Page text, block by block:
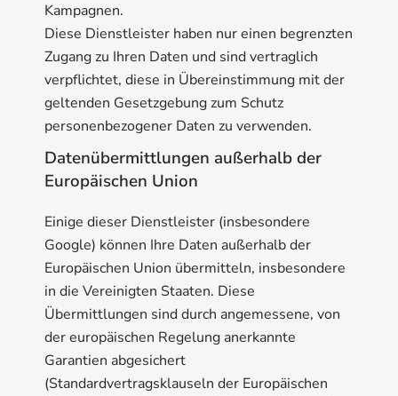
Kampagnen.
Diese Dienstleister haben nur einen begrenzten
Zugang zu Ihren Daten und sind vertraglich
verpflichtet, diese in Übereinstimmung mit der
geltenden Gesetzgebung zum Schutz
personenbezogener Daten zu verwenden.
Datenübermittlungen außerhalb der
Europäischen Union
Einige dieser Dienstleister (insbesondere
Google) können Ihre Daten außerhalb der
Europäischen Union übermitteln, insbesondere
in die Vereinigten Staaten. Diese
Übermittlungen sind durch angemessene, von
der europäischen Regelung anerkannte
Garantien abgesichert
(Standardvertragsklauseln der Europäischen